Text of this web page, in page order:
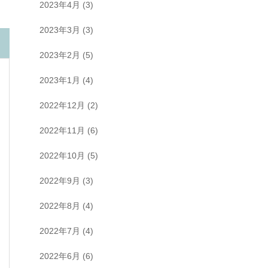
2023年4月 (3)
2023年3月 (3)
2023年2月 (5)
2023年1月 (4)
2022年12月 (2)
2022年11月 (6)
2022年10月 (5)
2022年9月 (3)
2022年8月 (4)
2022年7月 (4)
2022年6月 (6)